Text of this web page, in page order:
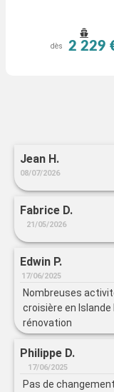
dès 2 229
Jean H.
08/07/2026
Fabrice D.
21/05/2026
Edwin P.
17/06/2025
Nombreuses
croisière en
rénovation
Philippe D.
17/06/2025
Pas de